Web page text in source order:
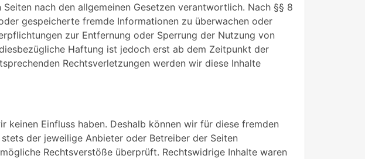
nach den allgemeinen Gesetzen verantwortlich. Nach §§ 8
gespeicherte fremde Informationen zu überwachen oder
zur Entfernung oder Sperrung der Nutzung von
Haftung ist jedoch erst ab dem Zeitpunkt der
Rechtsverletzungen werden wir diese Inhalte
Einfluss haben. Deshalb können wir für diese fremden
der jeweilige Anbieter oder Betreiber der Seiten
Rechtsverstöße überprüft. Rechtswidrige Inhalte waren